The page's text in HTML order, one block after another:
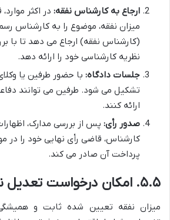
ارجاع به کارشناس نفقه: در اکثر
میزان نفقه، موضوع را به کارشناس
(کارشناس نفقه) ارجاع می دهد تا با
نظریه کارشناسی خود را ارائه دهد.
جلسات دادگاه: با حضور طرفین یا
تشکیل می شود. طرفین می توانند
ارائه کنند.
صدور رأی: پس از بررسی مدارک،
کارشناس، قاضی رأی نهایی خود را در
پرداخت آن صادر می کند.
۵.۵. امکان درخواست تعدیل نفقه
میزان نفقه تعیین شده ثابت و